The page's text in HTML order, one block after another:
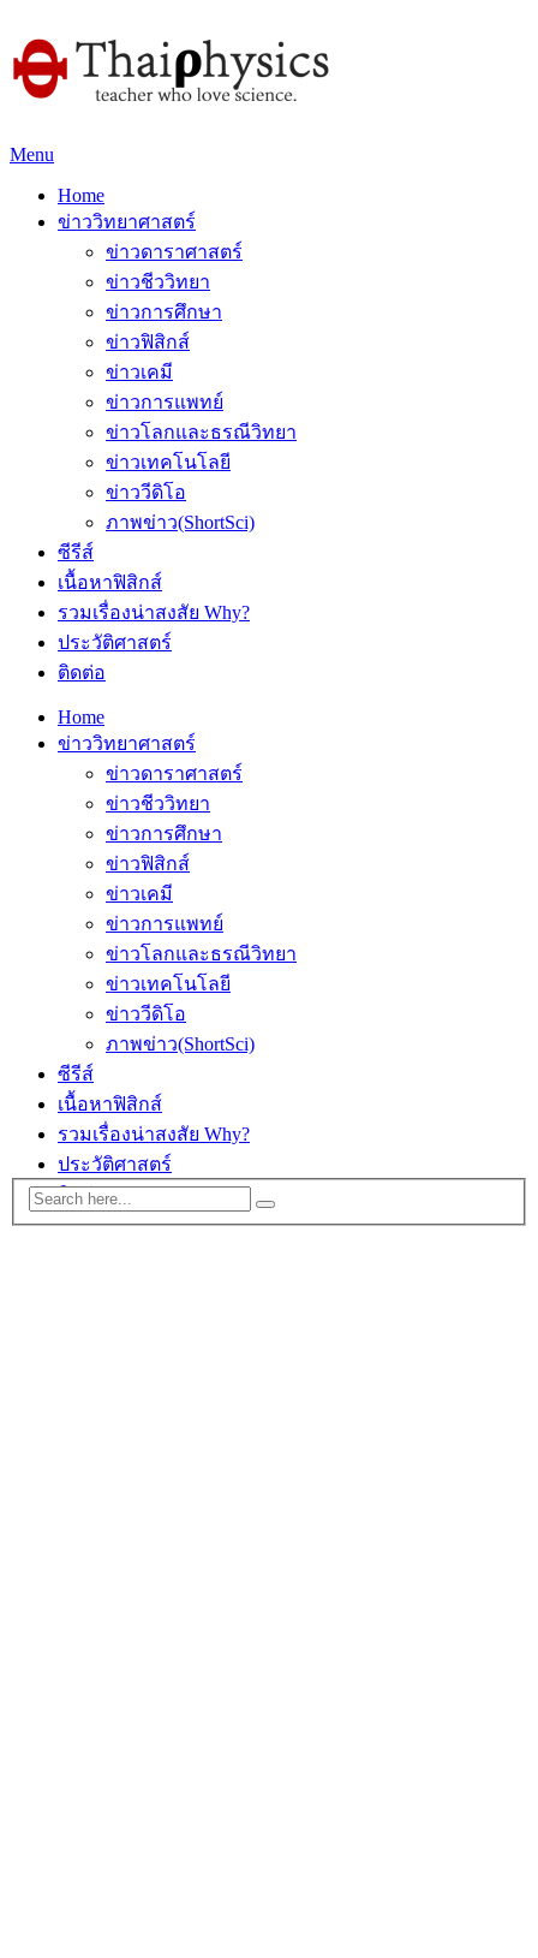
Menu
Home
ข่าววิทยาศาสตร์
ข่าวดาราศาสตร์
ข่าวชีววิทยา
ข่าวการศึกษา
ข่าวฟิสิกส์
ข่าวเคมี
ข่าวการแพทย์
ข่าวโลกและธรณีวิทยา
ข่าวเทคโนโลยี
ข่าววีดิโอ
ภาพข่าว(ShortSci)
ซีรีส์
เนื้อหาฟิสิกส์
รวมเรื่องน่าสงสัย Why?
ประวัติศาสตร์
ติดต่อ
Home
ข่าววิทยาศาสตร์
ข่าวดาราศาสตร์
ข่าวชีววิทยา
ข่าวการศึกษา
ข่าวฟิสิกส์
ข่าวเคมี
ข่าวการแพทย์
ข่าวโลกและธรณีวิทยา
ข่าวเทคโนโลยี
ข่าววีดิโอ
ภาพข่าว(ShortSci)
ซีรีส์
เนื้อหาฟิสิกส์
รวมเรื่องน่าสงสัย Why?
ประวัติศาสตร์
ติดต่อ